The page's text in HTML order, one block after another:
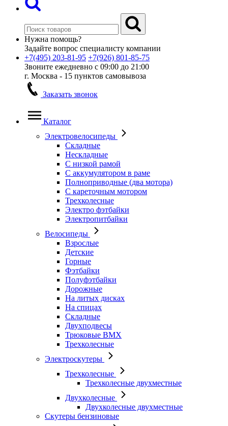
Нужна помощь?
Задайте вопрос специалисту компании
+7(495) 203-81-95 +7(926) 801-85-75
Звоните ежедневно с 09:00 до 21:00
г. Москва - 15 пунктов самовывоза
Заказать звонок
Каталог
Электровелосипеды
Складные
Нескладные
С низкой рамой
С аккумулятором в раме
Полноприводные (два мотора)
С кареточным мотором
Трехколесные
Электро фэтбайки
Электропитбайки
Велосипеды
Взрослые
Детские
Горные
Фэтбайки
Полуфэтбайки
Дорожные
На литых дисках
На спицах
Складные
Двухподвесы
Трюковые BMX
Трехколесные
Электроскутеры
Трехколесные
Трехколесные двухместные
Двухколесные
Двухколесные двухместные
Скутеры бензиновые